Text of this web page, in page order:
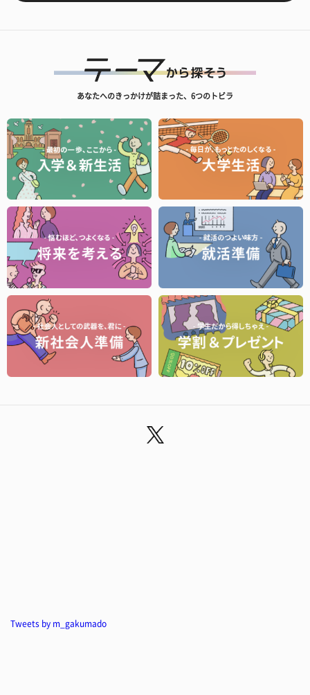
あなたへのきっかけが詰まった、6つのトビラ
Tweets by m_gakumado